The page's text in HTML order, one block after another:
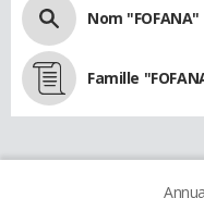
Nom "FOFANA"
Famille